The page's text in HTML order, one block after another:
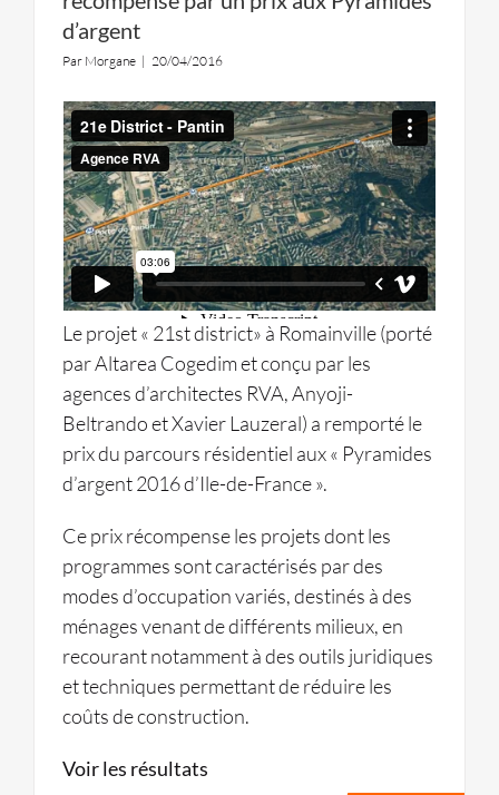
d’argent
Par Morgane | 20/04/2016
Le projet « 21st district» à Romainville (porté
par Altarea Cogedim et conçu par les
agences d’architectes RVA, Anyoji-
Beltrando et Xavier Lauzeral) a remporté le
prix du parcours résidentiel aux « Pyramides
d’argent 2016 d’Ile-de-France ».
Ce prix récompense les projets dont les
programmes sont caractérisés par des
modes d’occupation variés, destinés à des
ménages venant de différents milieux, en
recourant notamment à des outils juridiques
et techniques permettant de réduire les
coûts de construction.
Voir les résultats